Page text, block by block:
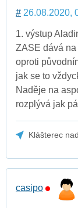
# 26.08.2020,
1. výstup
ZASE dává
oproti
jak se to
Naděje na
rozplývá jak
Klášterec
casipo